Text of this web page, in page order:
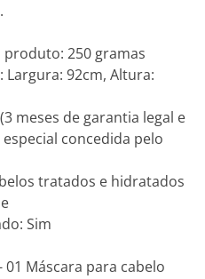
produto: 250 gramas
Largura: 92cm, Altura:
meses de garantia legal e
concedida pelo
tratados e hidratados
Sim
Máscara para cabelo